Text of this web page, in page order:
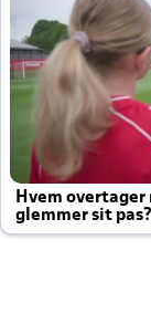
Hvem overtager
glemmer sit
altid til efter